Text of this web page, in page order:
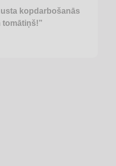
kopdarbošanās
tomātiņš!”